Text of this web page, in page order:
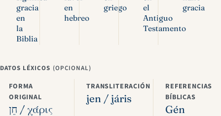
gracia
en
la
Biblia
en
hebreo
griego
el
Antiguo
Testamento
gracia
DATOS LÉXICOS (OPCIONAL)
FORMA
ORIGINAL
חֵן / χάρις
TRANSLITERACIÓN
jen / járis
REFERENCIAS
BÍBLICAS
Gén